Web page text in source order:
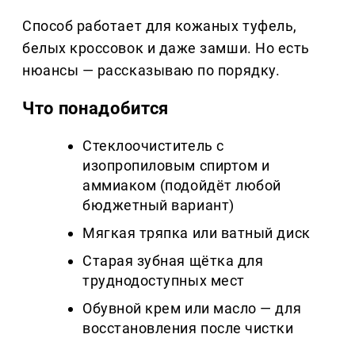
Способ работает для кожаных туфель,
белых кроссовок и даже замши. Но есть
нюансы — рассказываю по порядку.
Что понадобится
Стеклоочиститель с
изопропиловым спиртом и
аммиаком (подойдёт любой
бюджетный вариант)
Мягкая тряпка или ватный диск
Старая зубная щётка для
труднодоступных мест
Обувной крем или масло — для
восстановления после чистки